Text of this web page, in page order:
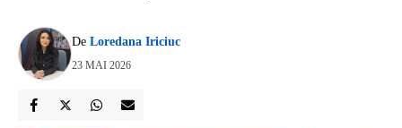
De Loredana Iriciuc
23 MAI 2026